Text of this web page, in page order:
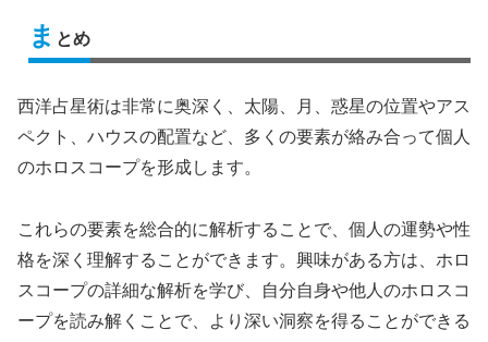
ま とめ
西洋占星術は非常に奥深く、太陽、月、惑星の位置やアス
ペクト、ハウスの配置など、多くの要素が絡み合って個人
のホロスコープを形成します。
これらの要素を総合的に解析することで、個人の運勢や性
格を深く理解することができます。興味がある方は、ホロ
スコープの詳細な解析を学び、自分自身や他人のホロスコ
ープを読み解くことで、より深い洞察を得ることができる